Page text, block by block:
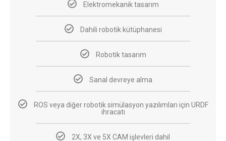
Elektromekanik tasarım
Dahili robotik kütüphanesi​
Robotik tasarım
Sanal devreye alma
ROS veya diğer robotik simülasyon yazılımları için URDF
ihracatı
2X, 3X ve 5X CAM işlevleri dahil